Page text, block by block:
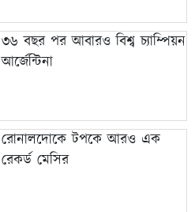
৩৬ বছর পর আবারও বিশ্ব চ্যাম্পিয়ন
আর্জেন্টিনা
রোনালদোকে টপকে আরও এক
রেকর্ড মেসির